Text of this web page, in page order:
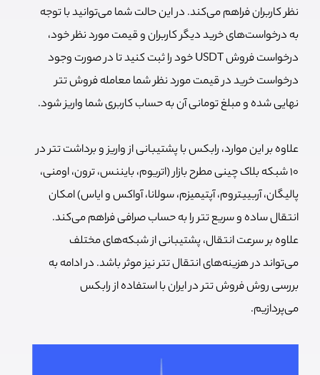
نظر کاربران فراهم می‌کند. در این حالت شما می‌توانید با توجه
به درخواست‌های خرید دیگر کاربران و قیمت مورد نظر خود،
درخواست فروش USDT خود را ثبت کنید تا در صورت وجود
درخواست خرید در قیمت مورد نظر شما معامله فروش تتر
نهایی شده و مبلغ تومانی آن به حساب کاربری شما واریز شود.
علاوه بر این موارد، رابکس با پشتیبانی از واریز و برداشت تتر در
10 شبکه بلاک چینی مطرح بازار (اتریوم، بایننس، ترون، اومنی،
پالیگان، آربییتروم، آپتیمیزم، سولانا، آواکس و ایاس) امکان
انتقال ساده و سریع تتر را به حساب صرافی فراهم می‌کند.
علاوه بر سرعت انتقال، پشتیبانی از شبکه‌های مختلف
می‌تواند در هزینه‌های انتقال تتر نیز موثر باشد. در ادامه به
بررسی روش فروش تتر در ایران با استفاده از رابکس
می‌پردازیم.